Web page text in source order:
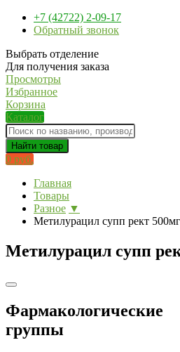
+7 (42722) 2-09-17
Обратный звонок
Выбрать отделение
Для получения заказа
Просмотры
Избранное
Корзина
Каталог
Найти товар
0 руб.
Главная
Товары
Разное ▼
Метилурацил супп рект
Метилурацил супп
Фармакологические
группы